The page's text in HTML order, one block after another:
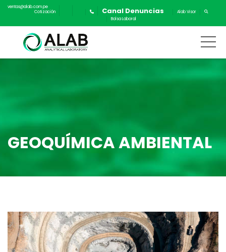
ventas@alab.com.pe
Cotización
Canal Denuncias
Alab Visor
Bolsa Laboral
GEOQUÍMICA AMBIENTAL